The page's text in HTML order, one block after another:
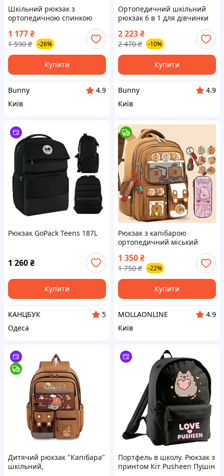
Шкільний рюкзак з
ортопедичною спинкою
Standard 38х30х18 см з
Тигром для молодших
класів (150-49)
1 177₴
1 590 ₴ -26%
Купити
Bunny
4.9
Київ
Ортопедичний шкільний
рюкзак 6 в 1 для дівчинки
School Standard 38х30х18
см з Тигром для молодших
класів (SET 150-49)
2 223₴
2 470 ₴ -10%
Купити
Bunny
4.9
Київ
Рюкзак GoPack Teens 187L
1 260₴
Купити
КАНЦБУК
5
Одеса
Рюкзак з капібарою
ортопедичний міський
корейський з брелоком
картками значками та
пеналом у комплект
1 350₴
1 750 ₴ -22%
Купити
MOLLAONLINE
4.9
Київ
Дитячий рюкзак "Капібара"
шкільний,
Портфель в школу. Рюкзак з
принтом Кіт Pusheen Пушін